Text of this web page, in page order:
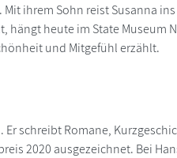
ihrem Sohn reist Susanna
heute im State Museum
und Mitgefühl erzählt.
schreibt Romane,
2020 ausgezeichnet. Bei